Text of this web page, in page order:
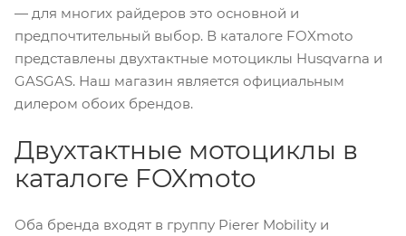
— для многих райдеров это основной и
предпочтительный выбор. В каталоге FOXmoto
представлены двухтактные мотоциклы Husqvarna и
GASGAS. Наш магазин является официальным
дилером обоих брендов.
Двухтактные мотоциклы в
каталоге FOXmoto
Оба бренда входят в группу Pierer Mobility и